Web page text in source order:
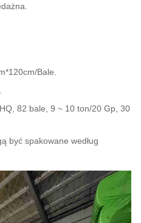
Bale.
82 bale, 9 ~ 10 ton/20 Gp, 30
być spakowane według